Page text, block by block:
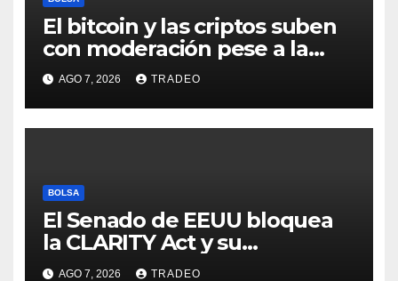
El bitcoin y las criptos suben
con moderación pese a la
incertidumbre en Oriente
Medio
AGO 7, 2026 TRADEO
BOLSA
El Senado de EEUU bloquea
la CLARITY Act y su
aprobación en 2026 peligra
AGO 7, 2026 TRADEO